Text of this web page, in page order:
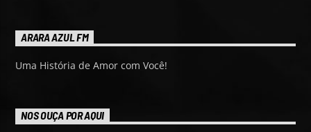
ARARA AZUL FM
Uma História de Amor com Você!
NOS OUÇA POR AQUI